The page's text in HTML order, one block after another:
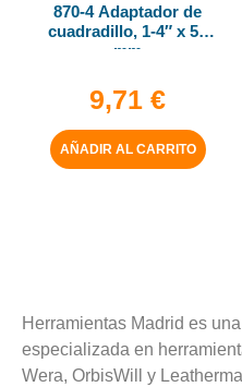
870-4 Adaptador de
cuadradillo, 1-4″ x 50
mm
9,71 €
AÑADIR AL CARRITO
Herramientas Madrid es
especializada en
Wera, OrbisWill y